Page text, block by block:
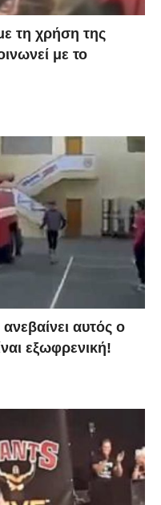
τη χρήση της
με το
αυτός ο
εξωφρενική!